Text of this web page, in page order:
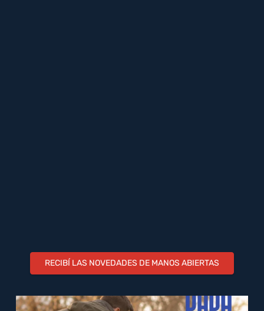
RECIBÍ LAS NOVEDADES DE MANOS ABIERTAS